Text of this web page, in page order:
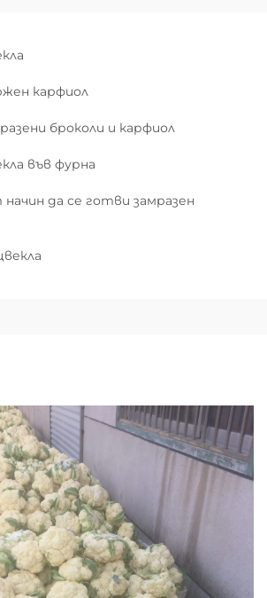
карфиол
броколи и карфиол
във фурна
да се готви замразен